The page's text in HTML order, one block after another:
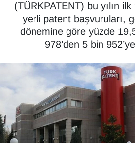
(TÜRKPATENT) bu yılın ilk
yerli patent başvuruları,
dönemine göre yüzde
978’den 5 bin
ÇEVRE
Deprem
DÜNYA
EĞİTİM
Tüm Manşetler
Son Dakika Haberleri